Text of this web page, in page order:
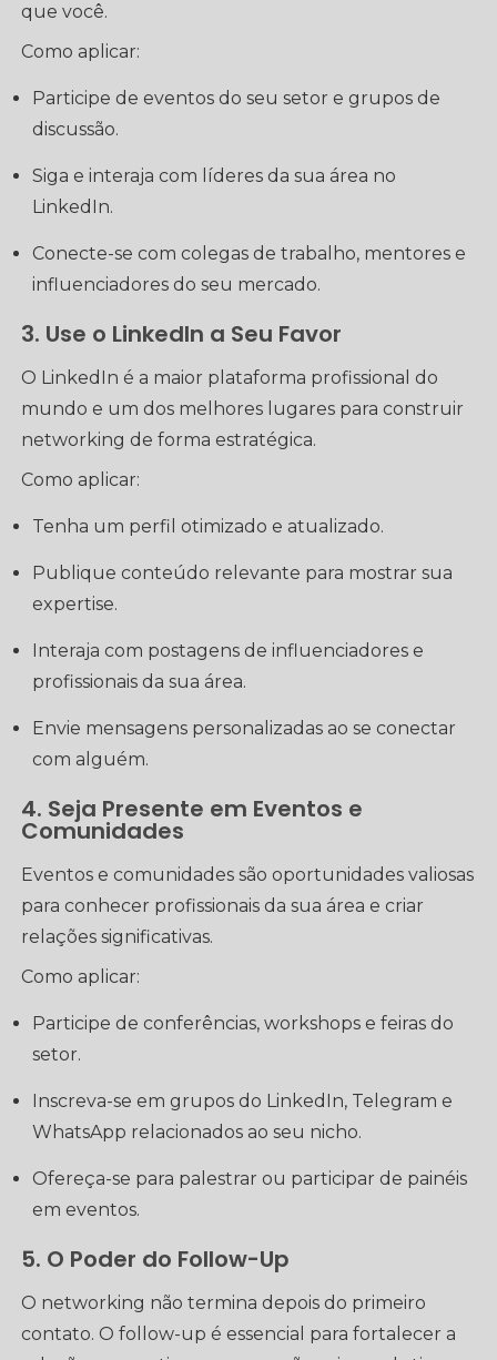
que você.
Como aplicar:
Participe de eventos do seu setor e grupos de
discussão.
Siga e interaja com líderes da sua área no
LinkedIn.
Conecte-se com colegas de trabalho, mentores e
influenciadores do seu mercado.
3. Use o LinkedIn a Seu Favor
O LinkedIn é a maior plataforma profissional do
mundo e um dos melhores lugares para construir
networking de forma estratégica.
Como aplicar:
Tenha um perfil otimizado e atualizado.
Publique conteúdo relevante para mostrar sua
expertise.
Interaja com postagens de influenciadores e
profissionais da sua área.
Envie mensagens personalizadas ao se conectar
com alguém.
4. Seja Presente em Eventos e
Comunidades
Eventos e comunidades são oportunidades valiosas
para conhecer profissionais da sua área e criar
relações significativas.
Como aplicar:
Participe de conferências, workshops e feiras do
setor.
Inscreva-se em grupos do LinkedIn, Telegram e
WhatsApp relacionados ao seu nicho.
Ofereça-se para palestrar ou participar de painéis
em eventos.
5. O Poder do Follow-Up
O networking não termina depois do primeiro
contato. O follow-up é essencial para fortalecer a